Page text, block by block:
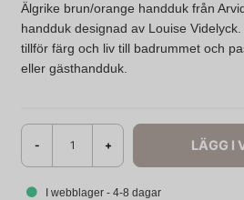
Älgrike brun/orange handduk från
handduk designad av Louise
tillför färg och liv till badrummet och
eller gästhandduk.
- + LÄGG I
I webblager - 4-8 dagar